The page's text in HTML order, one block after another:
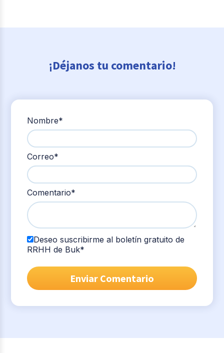
¡Déjanos tu comentario!
Nombre*
Correo*
Comentario*
Deseo suscribirme al boletín gratuito de
RRHH de Buk*